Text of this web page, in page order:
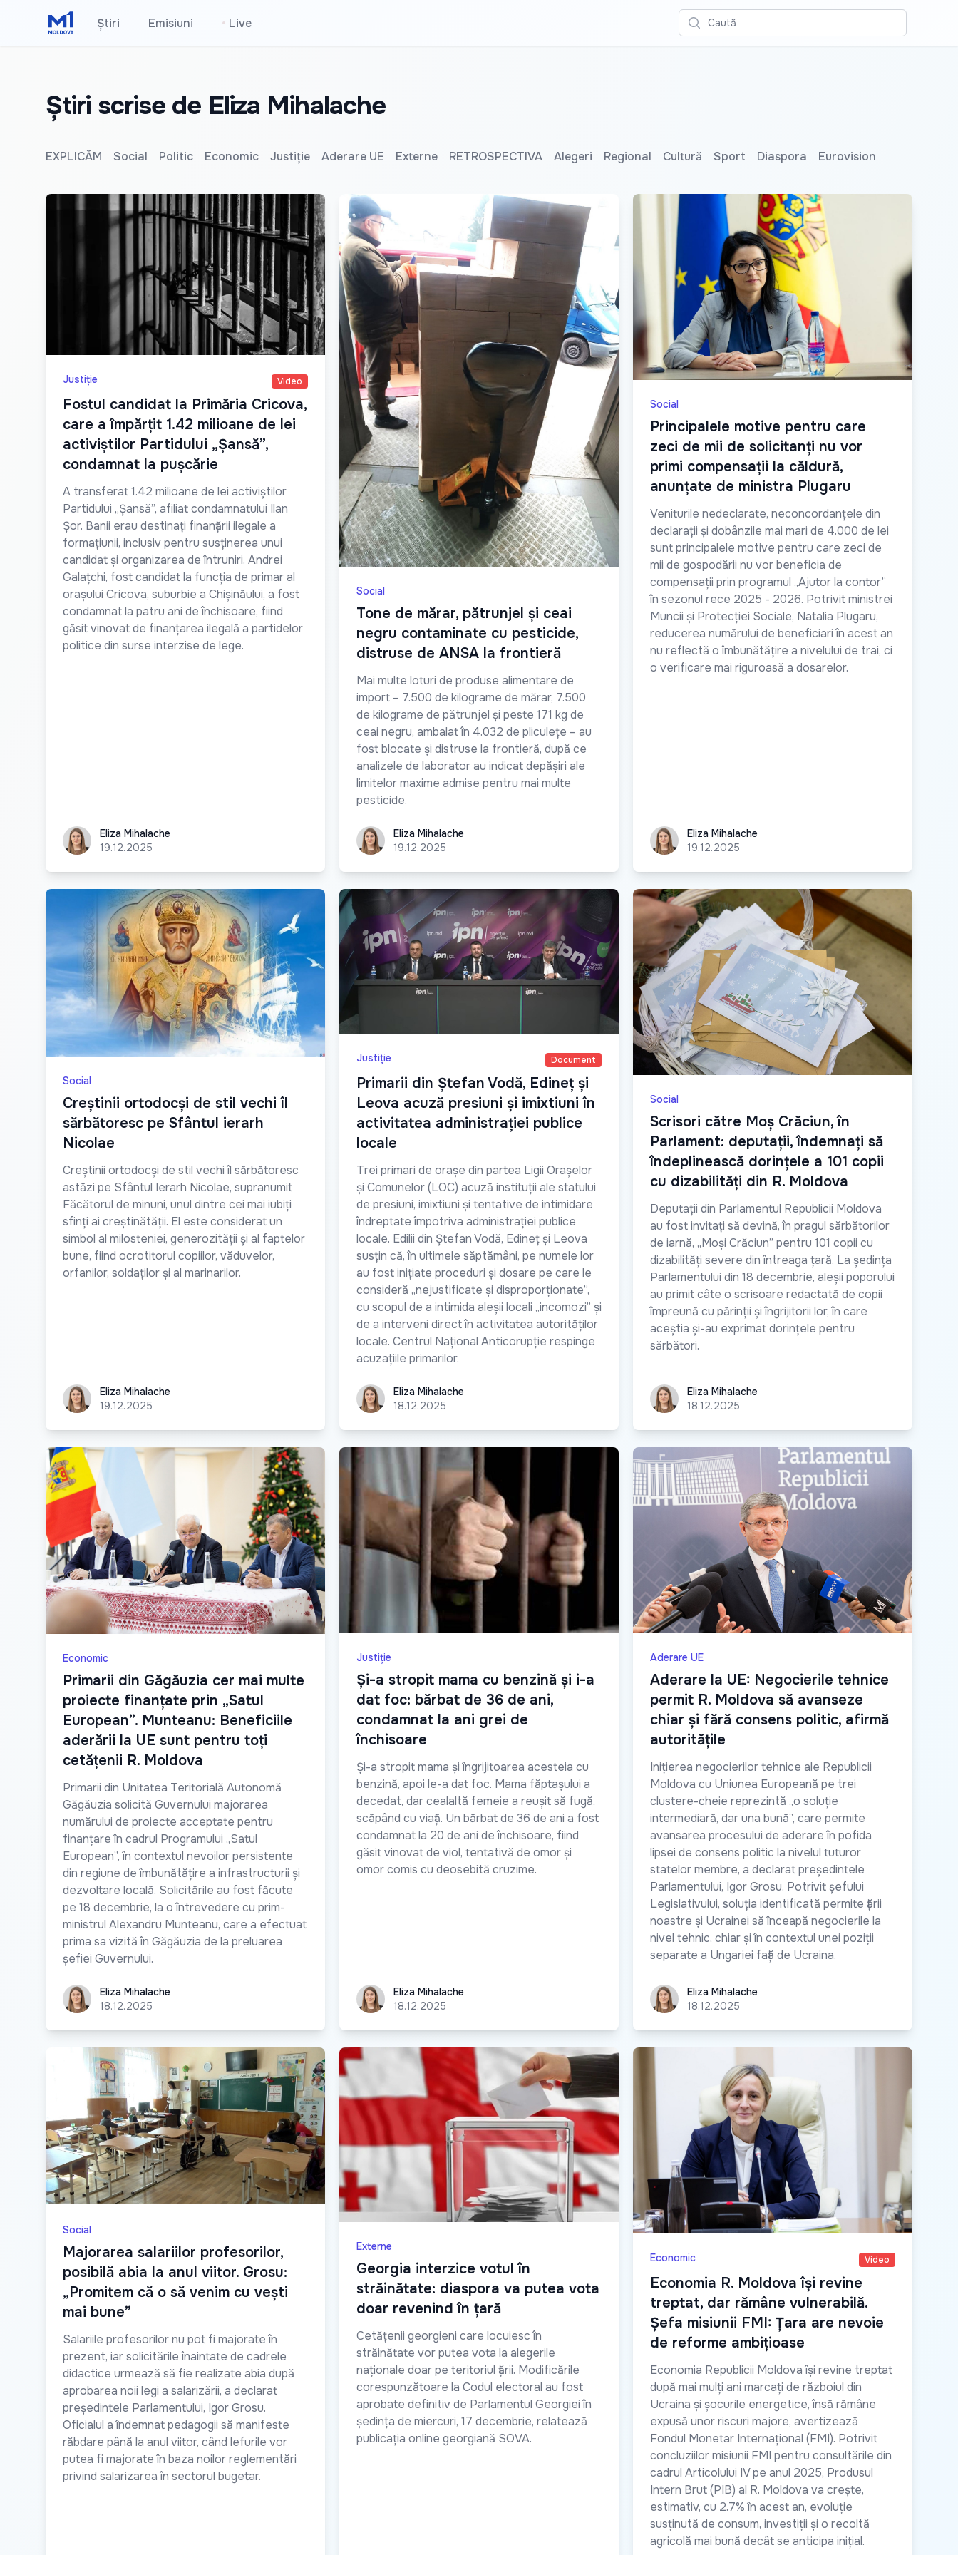
Știri Emisiuni • Live Caută
Știri scrise de Eliza Mihalache
EXPLICĂM Social Politic Economic Justiție Aderare UE Externe RETROSPECTIVA Alegeri Regional Cultură Sport Diaspora Eurovision
Justiție Video
Fostul candidat la Primăria Cricova,
care a împărțit 1.42 milioane de lei
activiștilor Partidului „Șansă”,
condamnat la pușcărie
A transferat 1.42 milioane de lei activiștilor
Partidului „Șansă”, afiliat condamnatului Ilan
Șor. Banii erau destinați finanțării ilegale a
formațiunii, inclusiv pentru susținerea unui
candidat și organizarea de întruniri. Andrei
Galațchi, fost candidat la funcția de primar al
orașului Cricova, suburbie a Chișinăului, a fost
condamnat la patru ani de închisoare, fiind
găsit vinovat de finanțarea ilegală a partidelor
politice din surse interzise de lege.
Eliza Mihalache
Eliza Mihalache
19.12.2025
Social
Tone de mărar, pătrunjel și ceai
negru contaminate cu pesticide,
distruse de ANSA la frontieră
Mai multe loturi de produse alimentare de
import – 7.500 de kilograme de mărar, 7.500
de kilograme de pătrunjel și peste 171 kg de
ceai negru, ambalat în 4.032 de pliculețe – au
fost blocate și distruse la frontieră, după ce
analizele de laborator au indicat depășiri ale
limitelor maxime admise pentru mai multe
pesticide.
Eliza Mihalache
Eliza Mihalache
19.12.2025
Social
Principalele motive pentru care
zeci de mii de solicitanți nu vor
primi compensații la căldură,
anunțate de ministra Plugaru
Veniturile nedeclarate, neconcordanțele din
declarații și dobânzile mai mari de 4.000 de lei
sunt principalele motive pentru care zeci de
mii de gospodării nu vor beneficia de
compensații prin programul „Ajutor la contor”
în sezonul rece 2025 - 2026. Potrivit ministrei
Muncii și Protecției Sociale, Natalia Plugaru,
reducerea numărului de beneficiari în acest an
nu reflectă o îmbunătățire a nivelului de trai, ci
o verificare mai riguroasă a dosarelor.
Eliza Mihalache
Eliza Mihalache
19.12.2025
Social
Creștinii ortodocși de stil vechi îl
sărbătoresc pe Sfântul ierarh
Nicolae
Creștinii ortodocși de stil vechi îl sărbătoresc
astăzi pe Sfântul Ierarh Nicolae, supranumit
Făcătorul de minuni, unul dintre cei mai iubiți
sfinți ai creștinătății. El este considerat un
simbol al milosteniei, generozității și al faptelor
bune, fiind ocrotitorul copiilor, văduvelor,
orfanilor, soldaților și al marinarilor.
Eliza Mihalache
Eliza Mihalache
19.12.2025
Justiție Document
Primarii din Ștefan Vodă, Edineț și
Leova acuză presiuni și imixtiuni în
activitatea administrației publice
locale
Trei primari de orașe din partea Ligii Orașelor
și Comunelor (LOC) acuză instituții ale statului
de presiuni, imixtiuni și tentative de intimidare
îndreptate împotriva administrației publice
locale. Edilii din Ștefan Vodă, Edineț și Leova
susțin că, în ultimele săptămâni, pe numele lor
au fost inițiate proceduri și dosare pe care le
consideră „nejustificate și disproporționate”,
cu scopul de a intimida aleșii locali „incomozi” și
de a interveni direct în activitatea autorităților
locale. Centrul Național Anticorupție respinge
acuzațiile primarilor.
Eliza Mihalache
Eliza Mihalache
18.12.2025
Social
Scrisori către Moș Crăciun, în
Parlament: deputații, îndemnați să
îndeplinească dorințele a 101 copii
cu dizabilități din R. Moldova
Deputații din Parlamentul Republicii Moldova
au fost invitați să devină, în pragul sărbătorilor
de iarnă, „Moși Crăciun” pentru 101 copii cu
dizabilități severe din întreaga țară. La ședința
Parlamentului din 18 decembrie, aleșii poporului
au primit câte o scrisoare redactată de copii
împreună cu părinții și îngrijitorii lor, în care
aceștia și-au exprimat dorințele pentru
sărbători.
Eliza Mihalache
Eliza Mihalache
18.12.2025
Economic
Primarii din Găgăuzia cer mai multe
proiecte finanțate prin „Satul
European”. Munteanu: Beneficiile
aderării la UE sunt pentru toți
cetățenii R. Moldova
Primarii din Unitatea Teritorială Autonomă
Găgăuzia solicită Guvernului majorarea
numărului de proiecte acceptate pentru
finanțare în cadrul Programului „Satul
European”, în contextul nevoilor persistente
din regiune de îmbunătățire a infrastructurii și
dezvoltare locală. Solicitările au fost făcute
pe 18 decembrie, la o întrevedere cu prim-
ministrul Alexandru Munteanu, care a efectuat
prima sa vizită în Găgăuzia de la preluarea
șefiei Guvernului.
Eliza Mihalache
Eliza Mihalache
18.12.2025
Justiție
Și-a stropit mama cu benzină și i-a
dat foc: bărbat de 36 de ani,
condamnat la ani grei de
închisoare
Și-a stropit mama și îngrijitoarea acesteia cu
benzină, apoi le-a dat foc. Mama făptașului a
decedat, dar cealaltă femeie a reușit să fugă,
scăpând cu viață. Un bărbat de 36 de ani a fost
condamnat la 20 de ani de închisoare, fiind
găsit vinovat de viol, tentativă de omor și
omor comis cu deosebită cruzime.
Eliza Mihalache
Eliza Mihalache
18.12.2025
Aderare UE
Aderare la UE: Negocierile tehnice
permit R. Moldova să avanseze
chiar și fără consens politic, afirmă
autoritățile
Inițierea negocierilor tehnice ale Republicii
Moldova cu Uniunea Europeană pe trei
clustere-cheie reprezintă „o soluție
intermediară, dar una bună”, care permite
avansarea procesului de aderare în pofida
lipsei de consens politic la nivelul tuturor
statelor membre, a declarat președintele
Parlamentului, Igor Grosu. Potrivit șefului
Legislativului, soluția identificată permite țării
noastre și Ucrainei să înceapă negocierile la
nivel tehnic, chiar și în contextul unei poziții
separate a Ungariei față de Ucraina.
Eliza Mihalache
Eliza Mihalache
18.12.2025
Social
Majorarea salariilor profesorilor,
posibilă abia la anul viitor. Grosu:
„Promitem că o să venim cu vești
mai bune”
Salariile profesorilor nu pot fi majorate în
prezent, iar solicitările înaintate de cadrele
didactice urmează să fie realizate abia după
aprobarea noii legi a salarizării, a declarat
președintele Parlamentului, Igor Grosu.
Oficialul a îndemnat pedagogii să manifeste
răbdare până la anul viitor, când lefurile vor
putea fi majorate în baza noilor reglementări
privind salarizarea în sectorul bugetar.
Externe
Georgia interzice votul în
străinătate: diaspora va putea vota
doar revenind în țară
Cetățenii georgieni care locuiesc în
străinătate vor putea vota la alegerile
naționale doar pe teritoriul țării. Modificările
corespunzătoare la Codul electoral au fost
aprobate definitiv de Parlamentul Georgiei în
ședința de miercuri, 17 decembrie, relatează
publicația online georgiană SOVA.
Economic Video
Economia R. Moldova își revine
treptat, dar rămâne vulnerabilă.
Șefa misiunii FMI: Țara are nevoie
de reforme ambițioase
Economia Republicii Moldova își revine treptat
după mai mulți ani marcați de războiul din
Ucraina și șocurile energetice, însă rămâne
expusă unor riscuri majore, avertizează
Fondul Monetar Internațional (FMI). Potrivit
concluziilor misiunii FMI pentru consultările din
cadrul Articolului IV pe anul 2025, Produsul
Intern Brut (PIB) al R. Moldova va crește,
estimativ, cu 2.7% în acest an, evoluție
susținută de consum, investiții și o recoltă
agricolă mai bună decât se anticipa inițial.